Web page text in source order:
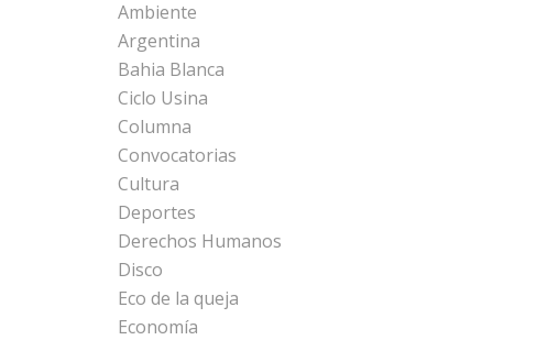
Ambiente
Argentina
Bahia Blanca
Ciclo Usina
Columna
Convocatorias
Cultura
Deportes
Derechos Humanos
Disco
Eco de la queja
Economía